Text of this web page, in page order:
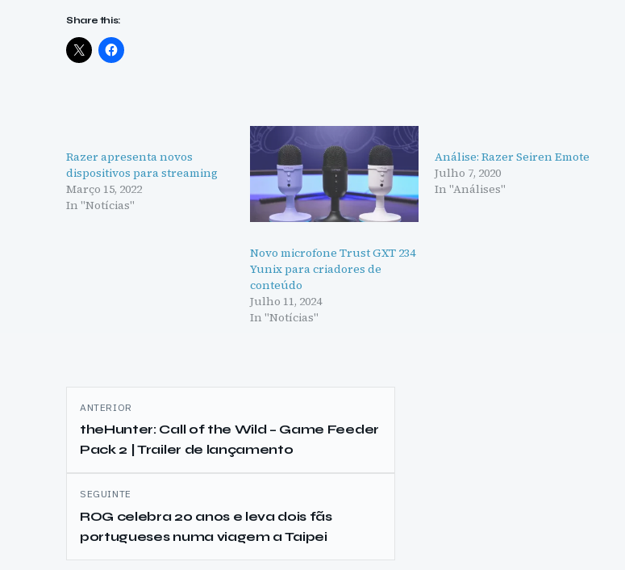
Share this:
Razer apresenta novos
dispositivos para streaming
Março 15, 2022
In "Notícias"
Novo microfone Trust GXT 234
Yunix para criadores de
conteúdo
Julho 11, 2024
In "Notícias"
Análise: Razer Seiren Emote
Julho 7, 2020
In "Análises"
Navegação
de
artigos
ANTERIOR
theHunter: Call of the Wild – Game Feeder
Pack 2 | Trailer de lançamento
SEGUINTE
ROG celebra 20 anos e leva dois fãs
portugueses numa viagem a Taipei